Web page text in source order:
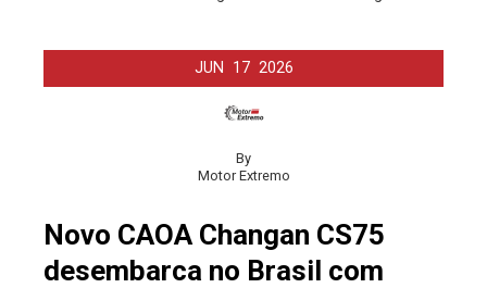
JUN 17 2026
By
Motor Extremo
Novo CAOA Changan CS75
desembarca no Brasil com